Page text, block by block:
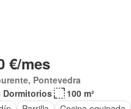
€/mes
Pontevedra
Dormitorios
100 m²